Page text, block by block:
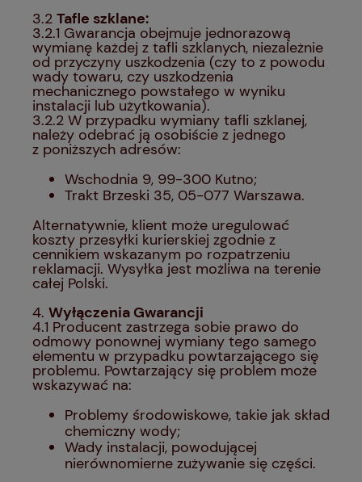
3.2 Tafle szklane:
3.2.1 Gwarancja obejmuje jednorazową
wymianę każdej z tafli szklanych, niezależnie
od przyczyny uszkodzenia (czy to z powodu
wady towaru, czy uszkodzenia
mechanicznego powstałego w wyniku
instalacji lub użytkowania).
3.2.2 W przypadku wymiany tafli szklanej,
należy odebrać ją osobiście z jednego
z poniższych adresów:
Wschodnia 9, 99-300 Kutno;
Trakt Brzeski 35, 05-077 Warszawa.
Alternatywnie, klient może uregulować
koszty przesyłki kurierskiej zgodnie z
cennikiem wskazanym po rozpatrzeniu
reklamacji. Wysyłka jest możliwa na terenie
całej Polski.
4. Wyłączenia Gwarancji
4.1 Producent zastrzega sobie prawo do
odmowy ponownej wymiany tego samego
elementu w przypadku powtarzającego się
problemu. Powtarzający się problem może
wskazywać na:
Problemy środowiskowe, takie jak skład
chemiczny wody;
Wady instalacji, powodującej
nierównomierne zużywanie się części.